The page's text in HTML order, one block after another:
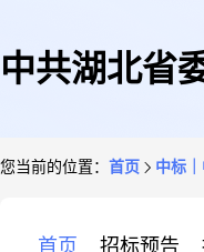
中共湖北省
您当前的位置： 首页 中标
首页 招标预告